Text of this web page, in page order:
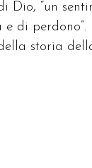
Dio, “un
e di
storia